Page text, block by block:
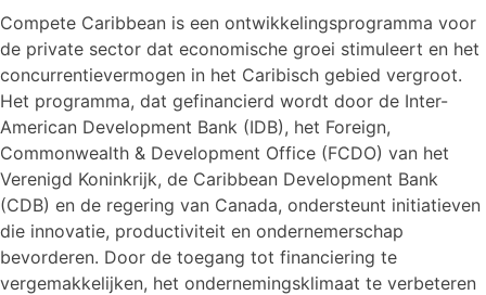
Compete Caribbean is een ontwikkelingsprogramma voor
de private sector dat economische groei stimuleert en het
concurrentievermogen in het Caribisch gebied vergroot.
Het programma, dat gefinancierd wordt door de Inter-
American Development Bank (IDB), het Foreign,
Commonwealth & Development Office (FCDO) van het
Verenigd Koninkrijk, de Caribbean Development Bank
(CDB) en de regering van Canada, ondersteunt initiatieven
die innovatie, productiviteit en ondernemerschap
bevorderen. Door de toegang tot financiering te
vergemakkelijken, het ondernemingsklimaat te verbeteren